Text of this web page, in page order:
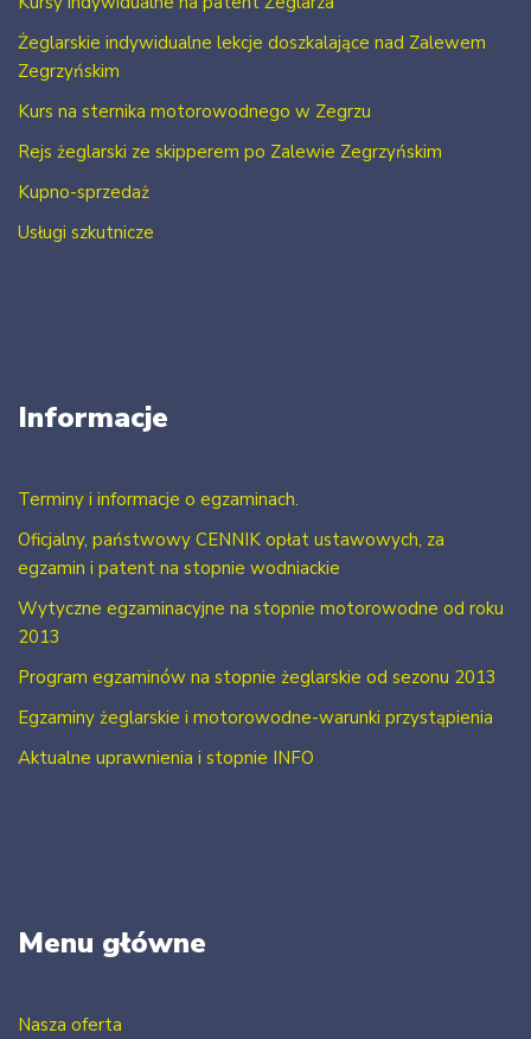
Żeglarskie indywidualne lekcje doszkalające nad Zalewem
Zegrzyńskim
Kurs na sternika motorowodnego w Zegrzu
Rejs żeglarski ze skipperem po Zalewie Zegrzyńskim
Kupno-sprzedaż
Usługi szkutnicze
Informacje
Terminy i informacje o egzaminach.
Oficjalny, państwowy CENNIK opłat ustawowych, za
egzamin i patent na stopnie wodniackie
Wytyczne egzaminacyjne na stopnie motorowodne od roku
2013
Program egzaminów na stopnie żeglarskie od sezonu 2013
Egzaminy żeglarskie i motorowodne-warunki przystąpienia
Aktualne uprawnienia i stopnie INFO
Menu główne
Nasza oferta